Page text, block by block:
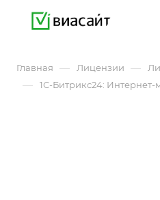
Главная — Лицензии —
— 1С-Битрикс24: Интернет-